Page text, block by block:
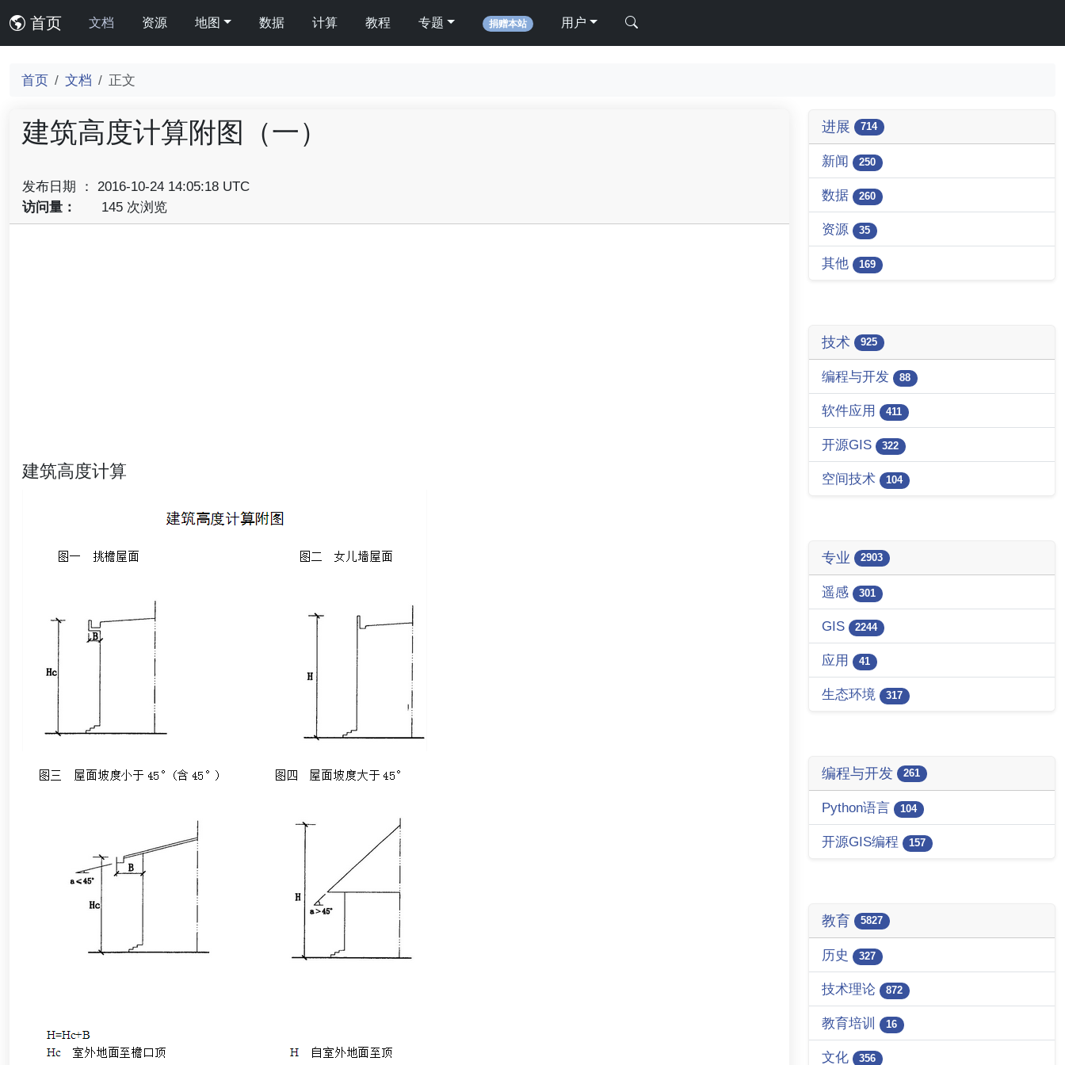
首页 文档 资源 地图 数据 计算 教程 专题 捐赠本站 用户
首页 文档 正文
建筑高度计算附图（一）
发布日期 ： 2016-10-24 14:05:18 UTC
访问量：
145 次浏览
建筑高度计算
进展 714
新闻 250
数据 260
资源 35
其他 169
技术 925
编程与开发 88
软件应用 411
开源GIS 322
空间技术 104
专业 2903
遥感 301
GIS 2244
应用 41
生态环境 317
编程与开发 261
Python语言 104
开源GIS编程 157
教育 5827
历史 327
技术理论 872
教育培训 16
文化 356